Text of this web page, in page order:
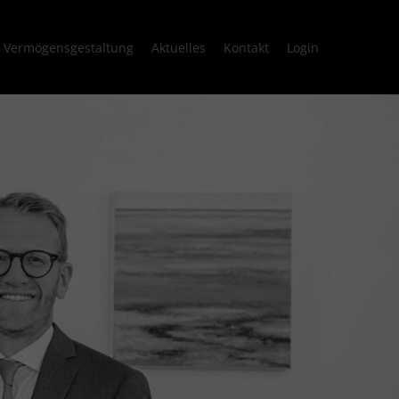
Vermögensgestaltung Aktuelles Kontakt Login